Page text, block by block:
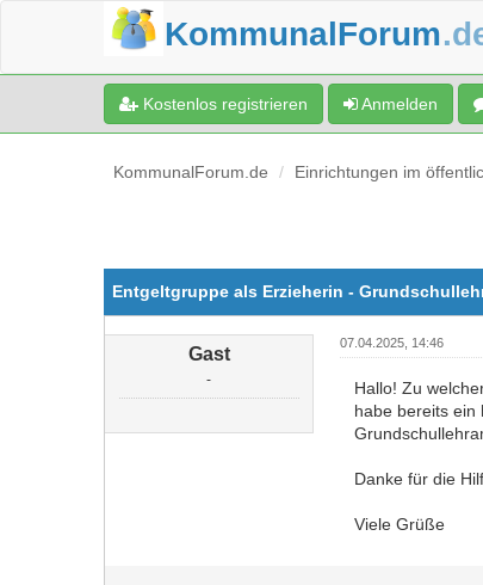
KommunalForum
Kostenlos registrieren Anmelden
KommunalForum.de Einrichtungen im
Entgeltgruppe als Erzieherin -
Gast
-
07.04.2025, 14:46
Hallo! Zu
habe bereits ein
Danke für die
Viele Grüße